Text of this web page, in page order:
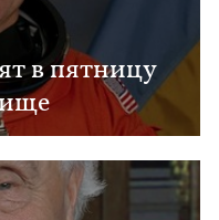
в пятницу